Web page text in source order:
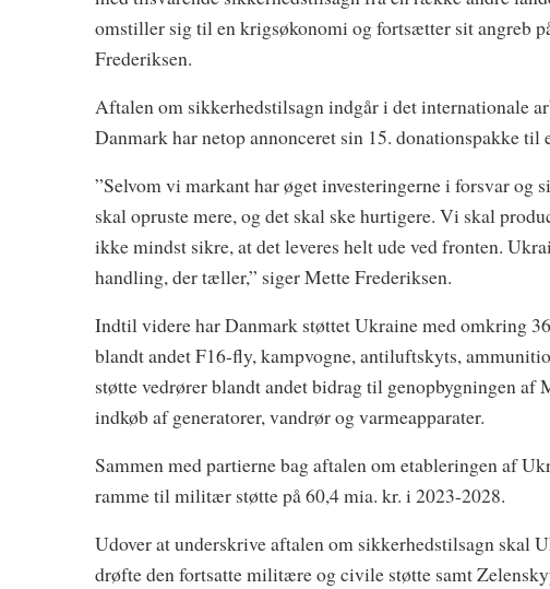
omstiller sig til en krigsøkonomi og fortsætter sit angreb
Frederiksen.
Aftalen om sikkerhedstilsagn indgår i det internationale
Danmark har netop annonceret sin 15. donationspakke
”Selvom vi markant har øget investeringerne i forsvar og
skal opruste mere, og det skal ske hurtigere. Vi skal
ikke mindst sikre, at det leveres helt ude ved fronten.
handling, der tæller,” siger Mette Frederiksen.
Indtil videre har Danmark støttet Ukraine med omkring
blandt andet F16-fly, kampvogne, antiluftskyts,
støtte vedrører blandt andet bidrag til genopbygningen
indkøb af generatorer, vandrør og varmeapparater.
Sammen med partierne bag aftalen om etableringen af
ramme til militær støtte på 60,4 mia. kr. i 2023-2028.
Udover at underskrive aftalen om sikkerhedstilsagn skal
drøfte den fortsatte militære og civile støtte samt